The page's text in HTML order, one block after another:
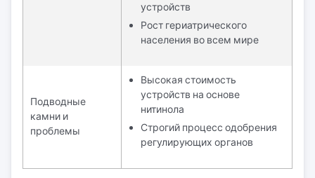
устройств
Рост гериатрического
населения во всем мире
Подводные
камни и
проблемы
Высокая стоимость
устройств на основе
нитинола
Строгий процесс одобрения
регулирующих органов